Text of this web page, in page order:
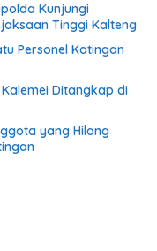
Kunjungi
Tinggi Kalteng
Personel Katingan
Ditangkap di
yang Hilang